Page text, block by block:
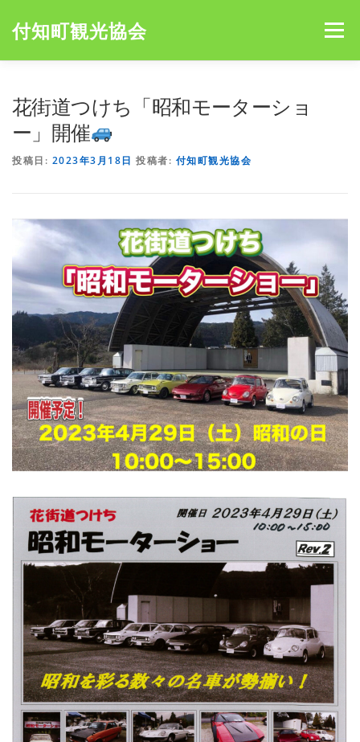
付知町観光協会 メニュー
花街道つけち「昭和モーターショ
ー」開催
投稿日: 2023年3月18日 投稿者: 付知町観光協会